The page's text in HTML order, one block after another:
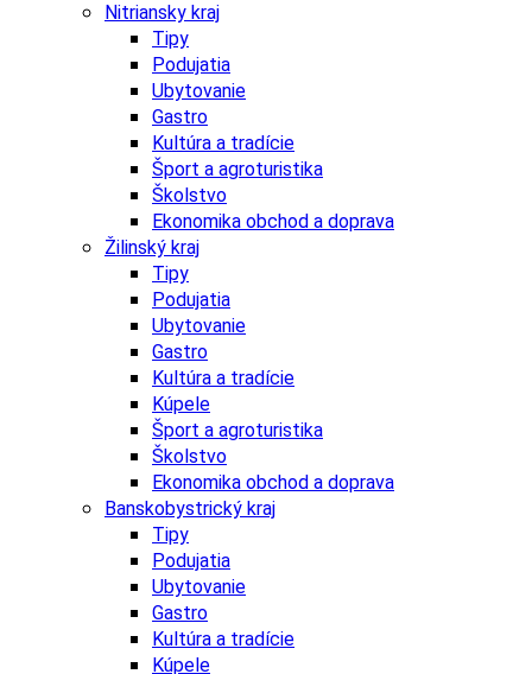
Nitriansky kraj
Tipy
Podujatia
Ubytovanie
Gastro
Kultúra a tradície
Šport a agroturistika
Školstvo
Ekonomika obchod a doprava
Žilinský kraj
Tipy
Podujatia
Ubytovanie
Gastro
Kultúra a tradície
Kúpele
Šport a agroturistika
Školstvo
Ekonomika obchod a doprava
Banskobystrický kraj
Tipy
Podujatia
Ubytovanie
Gastro
Kultúra a tradície
Kúpele